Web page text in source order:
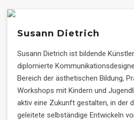
Susann Dietrich
Susann Dietrich ist bildende
diplomierte
Bereich der ästhetischen Bildung,
Workshops mit Kindern und
aktiv eine Zukunft gestalten, in der
geleitete selbständige Entwickeln